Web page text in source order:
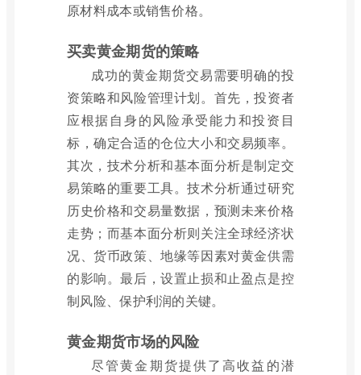
原材料成本或销售价格。
买卖黄金期货的策略
成功的黄金期货交易需要明确的投
资策略和风险管理计划。首先，投资者
应根据自身的风险承受能力和投资目
标，确定合适的仓位大小和交易频率。
其次，技术分析和基本面分析是制定交
易策略的重要工具。技术分析通过研究
历史价格和交易量数据，预测未来价格
走势；而基本面分析则关注全球经济状
况、货币政策、地缘等因素对黄金供需
的影响。最后，设置止损和止盈点是控
制风险、保护利润的关键。
黄金期货市场的风险
尽管黄金期货提供了高收益的潜